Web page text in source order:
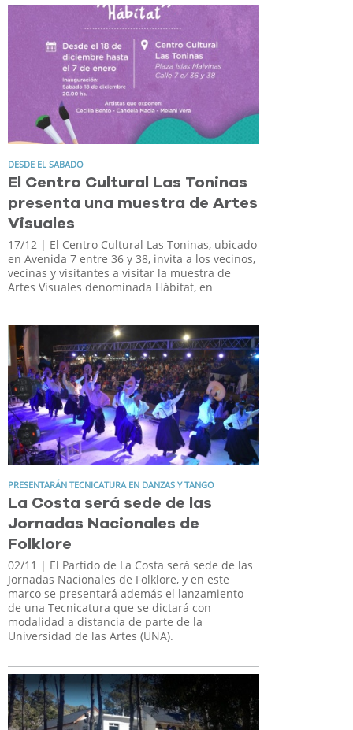
DESDE EL SABADO
El Centro Cultural Las Toninas
presenta una muestra de Artes
Visuales
17/12 | El Centro Cultural Las Toninas, ubicado
en Avenida 7 entre 36 y 38, invita a los vecinos,
vecinas y visitantes a visitar la muestra de
Artes Visuales denominada Hábitat, en
PRESENTARÁN TECNICATURA EN DANZAS Y TANGO
La Costa será sede de las
Jornadas Nacionales de
Folklore
02/11 | El Partido de La Costa será sede de las
Jornadas Nacionales de Folklore, y en este
marco se presentará además el lanzamiento
de una Tecnicatura que se dictará con
modalidad a distancia de parte de la
Universidad de las Artes (UNA).